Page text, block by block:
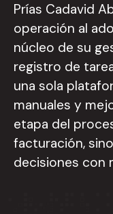
Prías Cadavid
operación al
núcleo de su
registro de
una sola
manuales y
etapa del
facturación,
decisiones con